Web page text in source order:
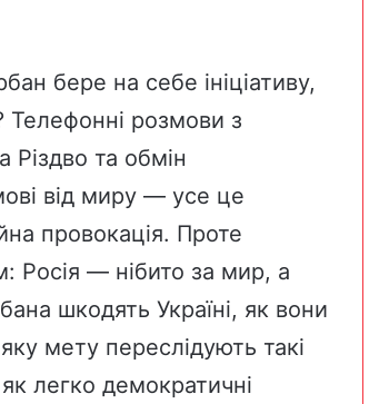
бере на себе ініціативу,
Телефонні розмови з
Різдво та обмін
від миру — усе це
провокація. Проте
Росія — нібито за мир, а
шкодять Україні, як вони
мету переслідують такі
легко демократичні